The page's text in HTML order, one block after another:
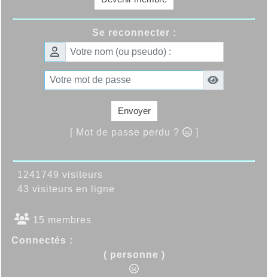
Se reconnecter :
Envoyer
[ Mot de passe perdu ? ]
1241749 visiteurs
43 visiteurs en ligne
15 membres
Connectés :
( personne )